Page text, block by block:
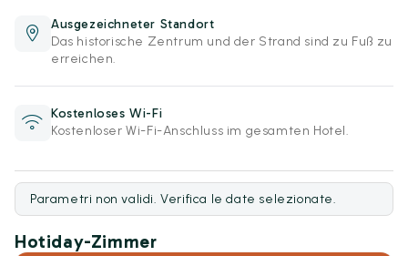
Ausgezeichneter Standort
Das historische Zentrum und der Strand sind zu Fuß zu
erreichen.
Kostenloses Wi-Fi
Kostenloser Wi-Fi-Anschluss im gesamten Hotel.
Parametri non validi. Verifica le date selezionate.
Hotiday-Zimmer